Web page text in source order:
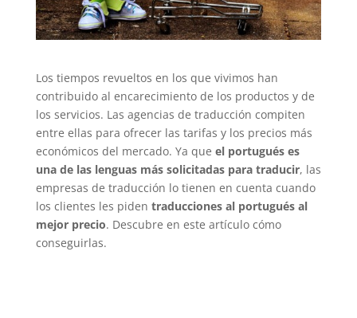
Los tiempos revueltos en los que vivimos han
contribuido al encarecimiento de los productos y de
los servicios. Las agencias de traducción compiten
entre ellas para ofrecer las tarifas y los precios más
económicos del mercado. Ya que el portugués es
una de las lenguas más solicitadas para traducir, las
empresas de traducción lo tienen en cuenta cuando
los clientes les piden traducciones al portugués al
mejor precio. Descubre en este artículo cómo
conseguirlas.